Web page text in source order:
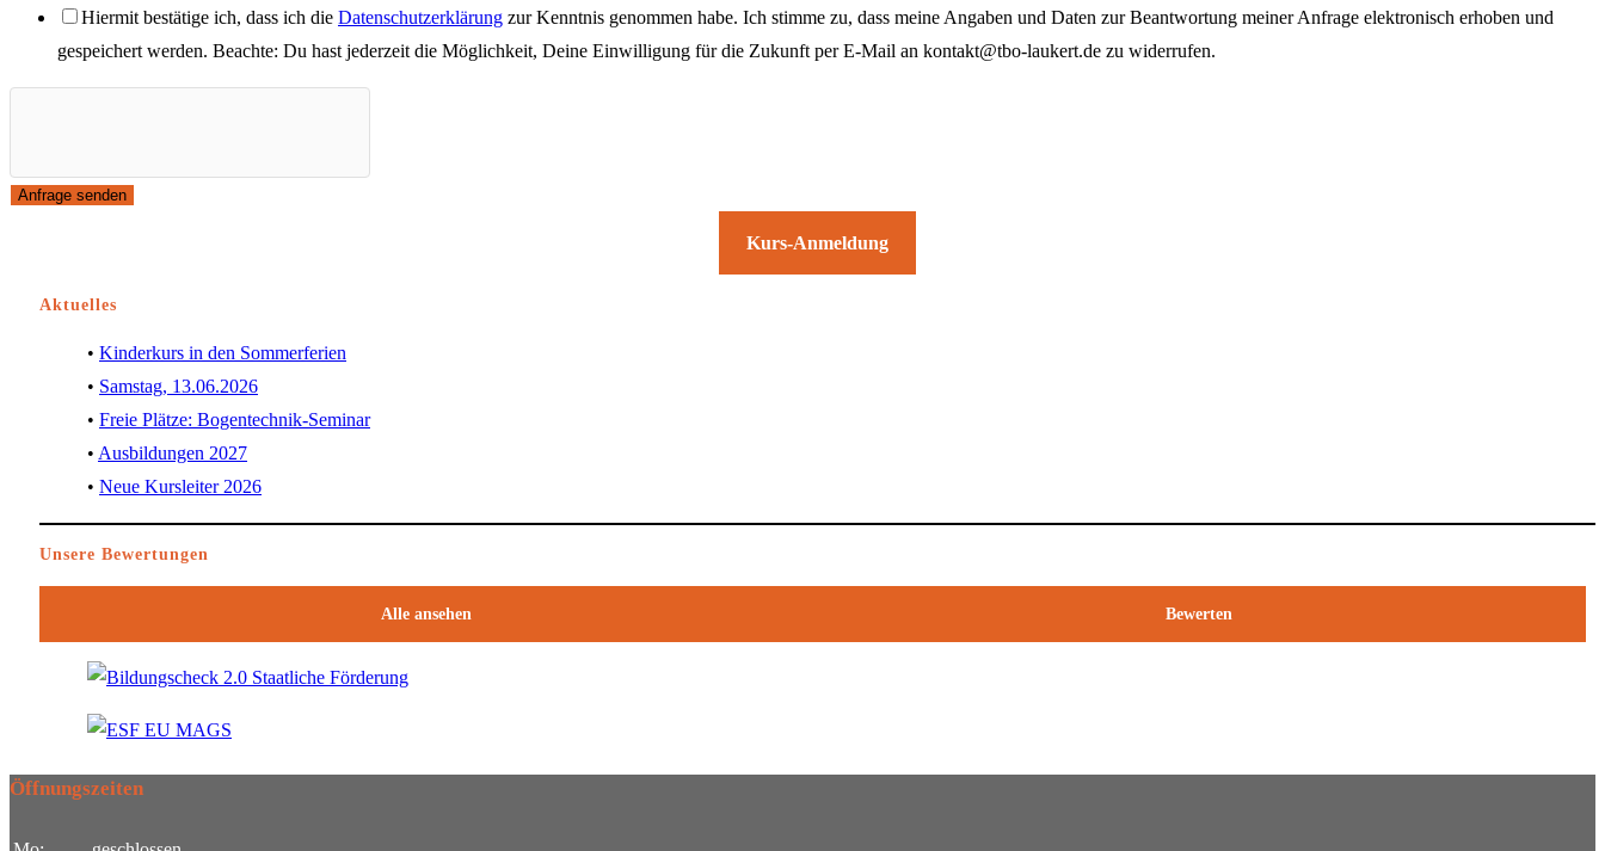
Hiermit bestätige ich, dass ich die Datenschutzerklärung zur Kenntnis genommen habe. Ich stimme zu, dass meine Angaben und Daten zur Beantwortung meiner Anfrage elektronisch erhoben und
gespeichert werden. Beachte: Du hast jederzeit die Möglichkeit, Deine Einwilligung für die Zukunft per E-Mail an kontakt@tbo-laukert.de zu widerrufen.
Anfrage senden
Kurs-Anmeldung
Aktuelles
Kinderkurs in den Sommerferien
Samstag, 13.06.2026
Freie Plätze: Bogentechnik-Seminar
Ausbildungen 2027
Neue Kursleiter 2026
Unsere Bewertungen
Alle ansehen Bewerten
Öffnungszeiten